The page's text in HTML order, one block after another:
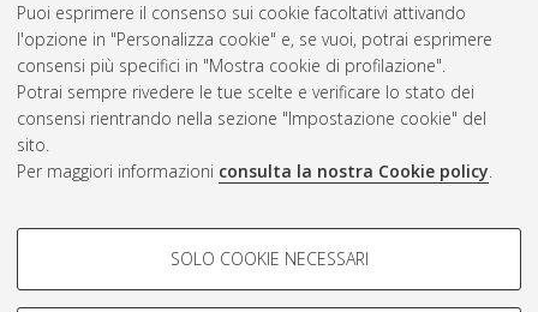
Puoi esprimere il consenso sui cookie facoltativi attivando
l'opzione in "Personalizza cookie" e, se vuoi, potrai esprimere
consensi più specifici in "Mostra cookie di profilazione".
Potrai sempre rivedere le tue scelte e verificare lo stato dei
consensi rientrando nella sezione "Impostazione cookie" del
sito.
Per maggiori informazioni consulta la nostra Cookie policy.
COOKIE DI PROFILAZIONE -
SOLO COOKIE NECESSARI
Atom
Rss
2.0
AMS Acta
ISSN: 2038-7954
re3data.org -
doi.org/10.17616/R3P19R
Servizio implementato e
Impostazioni Cookie
repository